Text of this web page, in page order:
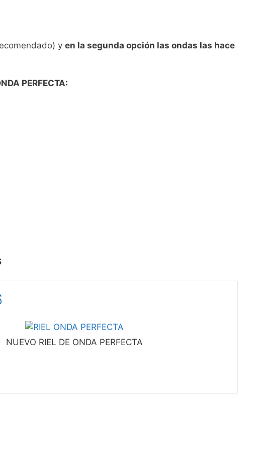
y en la segunda opción las ondas las hace
PERFECTA:
NUEVO RIEL DE ONDA PERFECTA